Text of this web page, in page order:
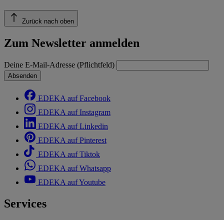
Zurück nach oben
Zum Newsletter anmelden
Deine E-Mail-Adresse (Pflichtfeld)
Absenden
EDEKA auf Facebook
EDEKA auf Instagram
EDEKA auf Linkedin
EDEKA auf Pinterest
EDEKA auf Tiktok
EDEKA auf Whatsapp
EDEKA auf Youtube
Services